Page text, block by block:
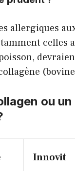
allergiques
celles
ou
Innovit